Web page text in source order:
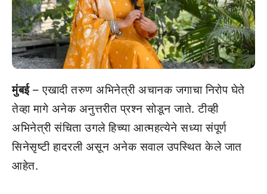
मुंबई– एखादी तरुण अभिनेत्री अचानक जगाचा निरोप घेते
तेव्हा मागे अनेक अनुत्तरीत प्रश्न सोडून जाते. टीव्ही
अभिनेत्री संचिता उगले हिच्या आत्महत्येने सध्या संपूर्ण
सिनेसृष्टी हादरली असून अनेक सवाल उपस्थित केले जात
आहेत.